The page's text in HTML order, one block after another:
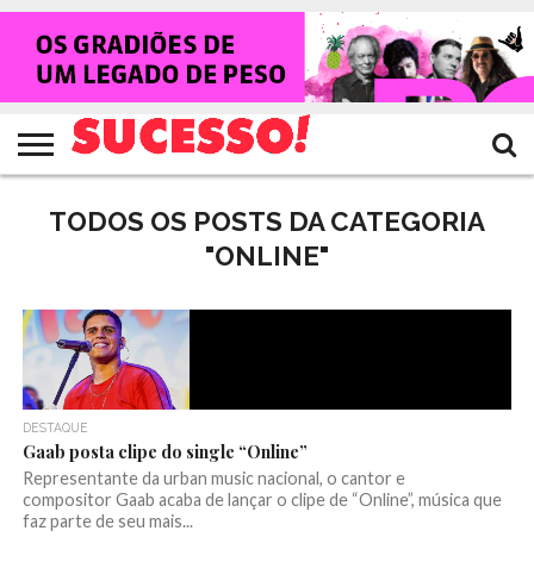
HOME
NOTÍCIAS
SHOWS
ENTREVISTAS
CLIQUES
RANKING
CROWLEY
TV
SUCESSO!
REVISTA
SUCESSO!
TODOS OS POSTS DA CATEGORIA
"ONLINE"
DESTAQUE
Gaab posta clipe do single “Online”
Representante da urban music nacional, o cantor e
compositor Gaab acaba de lançar o clipe de “Online”, música que
faz parte de seu mais...